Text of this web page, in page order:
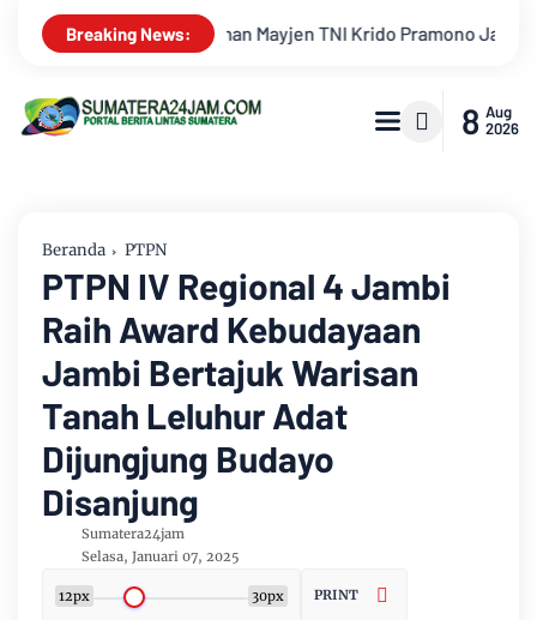
Breaking News:
Singing Competition HUT Ke-81 RI Kejati Jambi
8 Aug
2026
Beranda PTPN
PTPN IV Regional 4 Jambi
Raih Award Kebudayaan
Jambi Bertajuk Warisan
Tanah Leluhur Adat
Dijungjung Budayo
Disanjung
Sumatera24jam
Selasa, Januari 07, 2025
12px 30px PRINT